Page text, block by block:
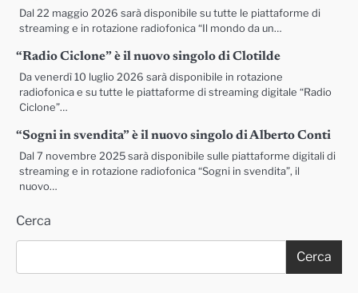
Dal 22 maggio 2026 sarà disponibile su tutte le piattaforme di
streaming e in rotazione radiofonica “Il mondo da un…
“Radio Ciclone” è il nuovo singolo di Clotilde
Da venerdì 10 luglio 2026 sarà disponibile in rotazione
radiofonica e su tutte le piattaforme di streaming digitale “Radio
Ciclone”…
“Sogni in svendita” è il nuovo singolo di Alberto Conti
Dal 7 novembre 2025 sarà disponibile sulle piattaforme digitali di
streaming e in rotazione radiofonica “Sogni in svendita”, il
nuovo…
Cerca
Cerca